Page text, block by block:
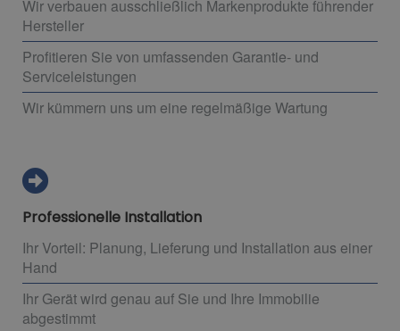
Wir verbauen ausschließlich Markenprodukte führender
Hersteller
Profitieren Sie von umfassenden Garantie- und
Serviceleistungen
Wir kümmern uns um eine regelmäßige Wartung
Professionelle Installation
Ihr Vorteil: Planung, Lieferung und Installation aus einer
Hand
Ihr Gerät wird genau auf Sie und Ihre Immobilie
abgestimmt